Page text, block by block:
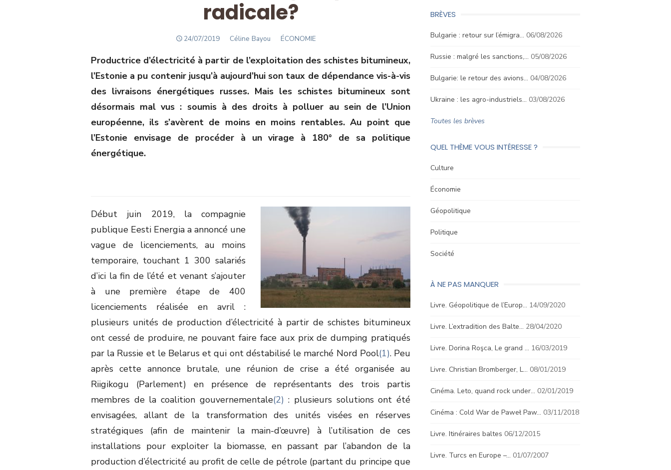
radicale?
POSTED
24/07/2019 Author
Céline Bayou ÉCONOMIE
Productrice d’électricité à partir de l’exploitation des schistes bitumineux,
l’Estonie a pu contenir jusqu’à aujourd’hui son taux de dépendance vis-à-vis
des livraisons énergétiques russes. Mais les schistes bitumineux sont
désormais mal vus : soumis à des droits à polluer au sein de l’Union
européenne, ils s’avèrent de moins en moins rentables. Au point que
l’Estonie envisage de procéder à un virage à 180° de sa politique
énergétique.
Début juin 2019, la compagnie
publique Eesti Energia a annoncé une
vague de licenciements, au moins
temporaire, touchant 1 300 salariés
d’ici la fin de l’été et venant s’ajouter
à une première étape de 400
licenciements réalisée en avril :
plusieurs unités de production d’électricité à partir de schistes bitumineux
ont cessé de produire, ne pouvant faire face aux prix de dumping pratiqués
par la Russie et le Belarus et qui ont déstabilisé le marché Nord Pool(1). Peu
après cette annonce brutale, une réunion de crise a été organisée au
Riigikogu (Parlement) en présence de représentants des trois partis
membres de la coalition gouvernementale(2) : plusieurs solutions ont été
envisagées, allant de la transformation des unités visées en réserves
stratégiques (afin de maintenir la main-d’œuvre) à l’utilisation de ces
installations pour exploiter la biomasse, en passant par l’abandon de la
production d’électricité au profit de celle de pétrole (partant du principe que
BRÈVES
Bulgarie : retour sur l’émigra… 06/08/2026
Russie : malgré les sanctions,… 05/08/2026
Bulgarie: le retour des avions… 04/08/2026
Ukraine : les agro-industriels… 03/08/2026
Toutes les brèves
QUEL THÈME VOUS INTÉRESSE ?
Culture
Économie
Géopolitique
Politique
Société
À NE PAS MANQUER
Livre. Géopolitique de l’Europ… 14/09/2020
Livre. L’extradition des Balte… 28/04/2020
Livre. Dorina Roşca, Le grand … 16/03/2019
Livre. Christian Bromberger, L… 08/01/2019
Cinéma. Leto, quand rock under… 02/01/2019
Cinéma : Cold War de Paweł Paw… 03/11/2018
Livre. Itinéraires baltes 06/12/2015
Livre. Turcs en Europe –… 01/07/2007